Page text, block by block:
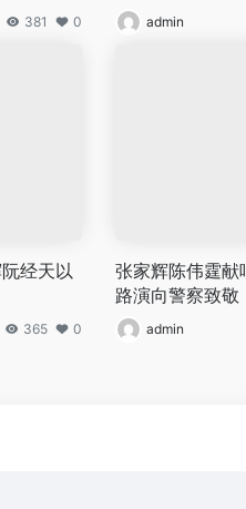
381 0 admin
经天以
365 0
张家辉陈伟霆
路演向警察致敬
admin